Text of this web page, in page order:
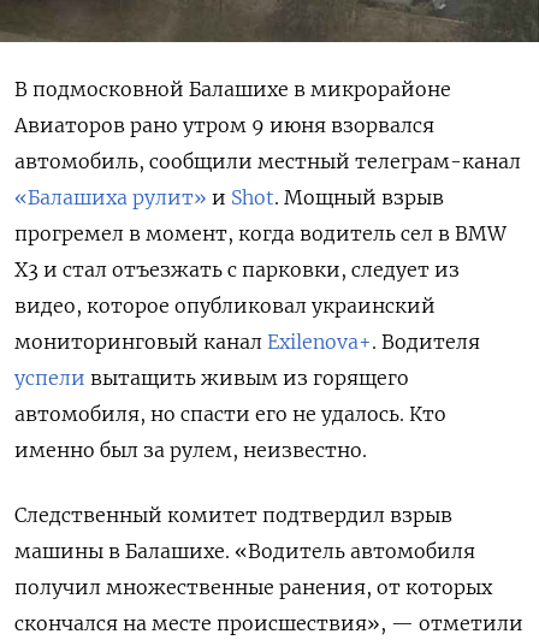
В подмосковной Балашихе в микрорайоне
Авиаторов рано утром 9 июня взорвался
автомобиль, сообщили местный телеграм-канал
«Балашиха рулит» и Shot. Мощный взрыв
прогремел в момент, когда водитель сел в BMW
X3 и стал отъезжать с парковки, следует из
видео, которое опубликовал украинский
мониторинговый канал Exilenova+. Водителя
успели вытащить живым из горящего
автомобиля, но спасти его не удалось. Кто
именно был за рулем, неизвестно.
Следственный комитет подтвердил взрыв
машины в Балашихе. «Водитель автомобиля
получил множественные ранения, от которых
скончался на месте происшествия», — отметили